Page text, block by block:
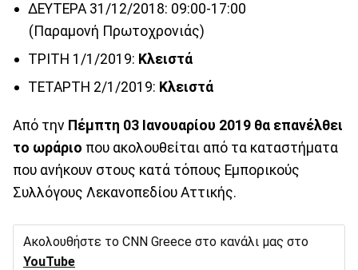
ΔΕΥΤΕΡΑ 31/12/2018: 09:00-17:00
(Παραμονή Πρωτοχρονιάς)
ΤΡΙΤΗ 1/1/2019: Κλειστά
ΤΕΤΑΡΤΗ 2/1/2019: Κλειστά
Από την Πέμπτη 03 Ιανουαρίου 2019 θα επανέλθει
το ωράριο που ακολουθείται από τα καταστήματα
που ανήκουν στους κατά τόπους Εμπορικούς
Συλλόγους Λεκανοπεδίου Αττικής.
Ακολουθήστε το CNN Greece στο κανάλι μας στο
YouTube